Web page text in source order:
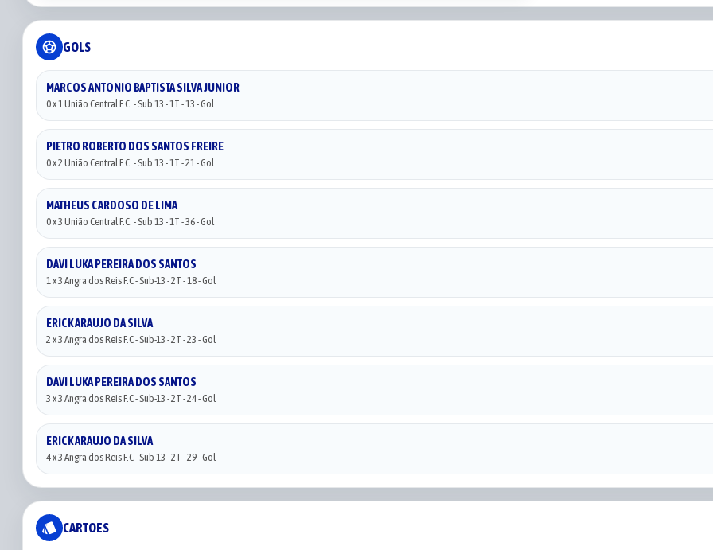
sports_soccer GOLS
MARCOS ANTONIO BAPTISTA SILVA JUNIOR
0 x 1 União Central F.C. - Sub 13 - 1T - 13 - Gol
PIETRO ROBERTO DOS SANTOS FREIRE
0 x 2 União Central F.C. - Sub 13 - 1T - 21 - Gol
MATHEUS CARDOSO DE LIMA
0 x 3 União Central F.C. - Sub 13 - 1T - 36 - Gol
DAVI LUKA PEREIRA DOS SANTOS
1 x 3 Angra dos Reis F.C - Sub-13 - 2T - 18 - Gol
ERICK ARAUJO DA SILVA
2 x 3 Angra dos Reis F.C - Sub-13 - 2T - 23 - Gol
DAVI LUKA PEREIRA DOS SANTOS
3 x 3 Angra dos Reis F.C - Sub-13 - 2T - 24 - Gol
ERICK ARAUJO DA SILVA
4 x 3 Angra dos Reis F.C - Sub-13 - 2T - 29 - Gol
style CARTOES